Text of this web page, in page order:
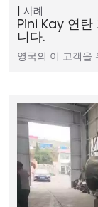
사례
Pini Kay 연
니다.
영국의 이 고객을